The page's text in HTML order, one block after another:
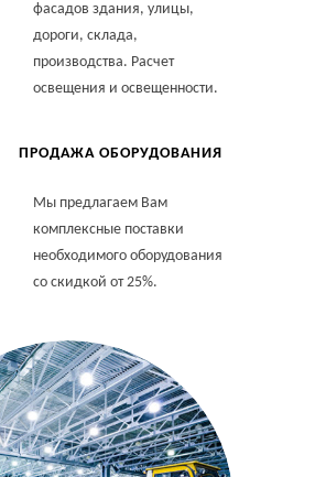
фасадов здания, улицы,
дороги, склада,
производства. Расчет
освещения и освещенности.
ПРОДАЖА ОБОРУДОВАНИЯ
Мы предлагаем Вам
комплексные поставки
необходимого оборудования
со скидкой от 25%.